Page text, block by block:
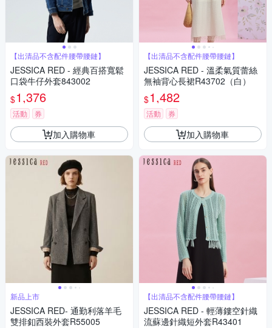
【出清品不含配件腰帶腰鏈】
JESSICA RED - 經典百搭寬鬆
口袋牛仔外套843002
$1,376
活動 券
加入購物車
新品上市
JESSICA RED- 通勤利落羊毛
雙排釦西裝外套R55005
【出清品不含配件腰帶腰鏈】
JESSICA RED - 溫柔氣質蕾絲
無袖背心長裙R43702（白）
$1,482
活動 券
加入購物車
【出清品不含配件腰帶腰鏈】
JESSICA RED - 輕薄鏤空針織
流蘇邊針織短外套R43401